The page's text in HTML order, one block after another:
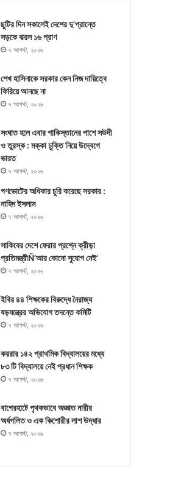
ছুটির দিন সকালেই দেশের দু’প্রান্তে
সড়কে ঝরল ১৬ প্রাণ
৭ আগস্ট, ২০২৬
শেখ হাসিনাকে সরকার কেন নিজ দায়িত্বে
ফিরিয়ে আনছে না
৭ আগস্ট, ২০২৬
সংঘাত হলে এবার পাকিস্তানের পাশে সউদী
ও তুরস্ক : মক্কা চুক্তি নিয়ে উদ্বেগে
ভারত
৭ আগস্ট, ২০২৬
গণভোটের অধিকার চুরি করেছে সরকার :
নাহিদ ইসলাম
৭ আগস্ট, ২০২৬
সাকিবের দেশে ফেরার প্রশ্নে ক্রীড়া
প্রতিমন্ত্রীÑ‘আর কোনো সুযোগ নেই’
৭ আগস্ট, ২০২৬
ইবির ৪৪ শিক্ষকের বিরুদ্ধে নৈরাজ্য
ষড়যন্ত্রের অভিযোগ তদন্তে কমিটি
৭ আগস্ট, ২০২৬
কয়রার ১৪২ প্রাথমিক বিদ্যালয়ের মধ্যে
৮৩ টি বিদ্যালয়ে নেই প্রধান শিক্ষক
৭ আগস্ট, ২০২৬
বাগেরহাটে পৃথকভাবে অজ্ঞাত নারীর
অর্ধগলিত ও এক কিশোরীর লাশ উদ্ধার
৭ আগস্ট, ২০২৬